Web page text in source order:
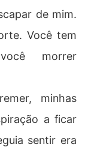
de mim.
Você tem
morrer
minhas
a ficar
sentir era